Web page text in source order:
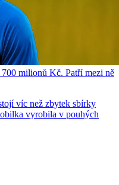
milionů Kč. Patří mezi ně
víc než zbytek sbírky
vyrobila v pouhých